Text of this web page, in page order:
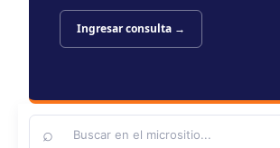
Ingresar consulta →
⌕